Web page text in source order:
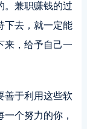
。兼职赚钱的过
下去，就一定能
来，给予自己一
善于利用这些软
个努力的你，